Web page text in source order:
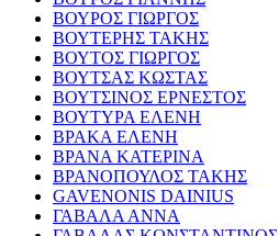
ΒΟΥΡΟΣ ΓΙΩΡΓΟΣ
ΒΟΥΤΕΡΗΣ ΤΑΚΗΣ
ΒΟΥΤΟΣ ΓΙΩΡΓΟΣ
ΒΟΥΤΣΑΣ ΚΩΣΤΑΣ
ΒΟΥΤΣΙΝΟΣ ΕΡΝΕΣΤΟΣ
ΒΟΥΤΥΡΑ ΕΛΕΝΗ
ΒΡΑΚΑ ΕΛΕΝΗ
ΒΡΑΝΑ ΚΑΤΕΡΙΝΑ
ΒΡΑΝΟΠΟΥΛΟΣ ΤΑΚΗΣ
GAVENONIS DAINIUS
ΓΑΒΑΛΑ ΑΝΝΑ